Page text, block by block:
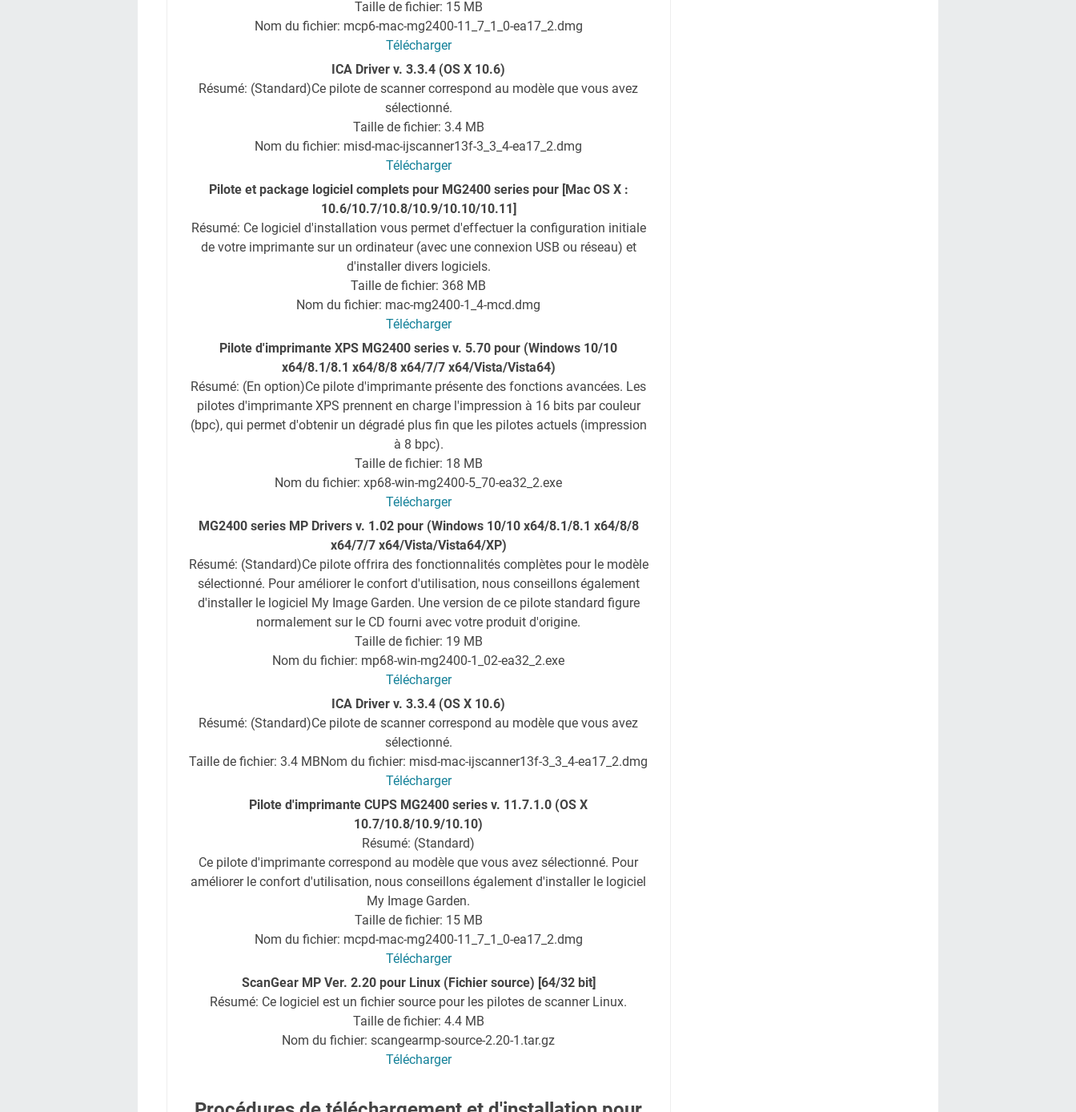
Taille de fichier: 15 MB
Nom du fichier: mcp6-mac-mg2400-11_7_1_0-ea17_2.dmg
Télécharger
ICA Driver v. 3.3.4 (OS X 10.6)
Résumé: (Standard)Ce pilote de scanner correspond au modèle que vous avez
sélectionné.
Taille de fichier: 3.4 MB
Nom du fichier: misd-mac-ijscanner13f-3_3_4-ea17_2.dmg
Télécharger
Pilote et package logiciel complets pour MG2400 series pour [Mac OS X :
10.6/10.7/10.8/10.9/10.10/10.11]
Résumé: Ce logiciel d'installation vous permet d'effectuer la configuration initiale
de votre imprimante sur un ordinateur (avec une connexion USB ou réseau) et
d'installer divers logiciels.
Taille de fichier: 368 MB
Nom du fichier: mac-mg2400-1_4-mcd.dmg
Télécharger
Pilote d'imprimante XPS MG2400 series v. 5.70 pour (Windows 10/10
x64/8.1/8.1 x64/8/8 x64/7/7 x64/Vista/Vista64)
Résumé: (En option)Ce pilote d'imprimante présente des fonctions avancées. Les
pilotes d'imprimante XPS prennent en charge l'impression à 16 bits par couleur
(bpc), qui permet d'obtenir un dégradé plus fin que les pilotes actuels (impression
à 8 bpc).
Taille de fichier: 18 MB
Nom du fichier: xp68-win-mg2400-5_70-ea32_2.exe
Télécharger
MG2400 series MP Drivers v. 1.02 pour (Windows 10/10 x64/8.1/8.1 x64/8/8
x64/7/7 x64/Vista/Vista64/XP)
Résumé: (Standard)Ce pilote offrira des fonctionnalités complètes pour le modèle
sélectionné. Pour améliorer le confort d'utilisation, nous conseillons également
d'installer le logiciel My Image Garden. Une version de ce pilote standard figure
normalement sur le CD fourni avec votre produit d'origine.
Taille de fichier: 19 MB
Nom du fichier: mp68-win-mg2400-1_02-ea32_2.exe
Télécharger
ICA Driver v. 3.3.4 (OS X 10.6)
Résumé: (Standard)Ce pilote de scanner correspond au modèle que vous avez
sélectionné.
Taille de fichier: 3.4 MBNom du fichier: misd-mac-ijscanner13f-3_3_4-ea17_2.dmg
Télécharger
Pilote d'imprimante CUPS MG2400 series v. 11.7.1.0 (OS X
10.7/10.8/10.9/10.10)
Résumé: (Standard)
Ce pilote d'imprimante correspond au modèle que vous avez sélectionné. Pour
améliorer le confort d'utilisation, nous conseillons également d'installer le logiciel
My Image Garden.
Taille de fichier: 15 MB
Nom du fichier: mcpd-mac-mg2400-11_7_1_0-ea17_2.dmg
Télécharger
ScanGear MP Ver. 2.20 pour Linux (Fichier source) [64/32 bit]
Résumé: Ce logiciel est un fichier source pour les pilotes de scanner Linux.
Taille de fichier: 4.4 MB
Nom du fichier: scangearmp-source-2.20-1.tar.gz
Télécharger